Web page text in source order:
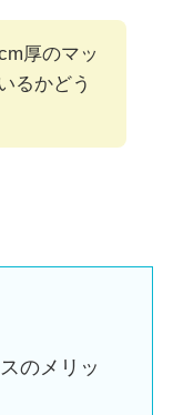
厚のマッ
るかどう
のメリッ